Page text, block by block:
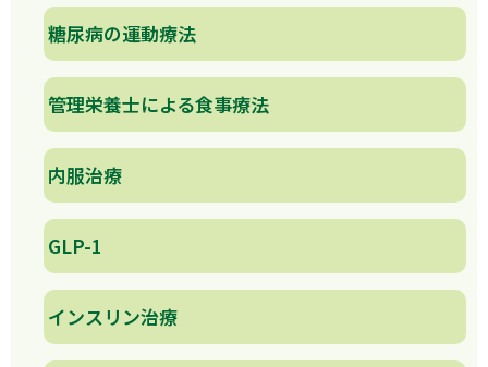
糖尿病の運動療法
管理栄養士による食事療法
内服治療
GLP-1
インスリン治療